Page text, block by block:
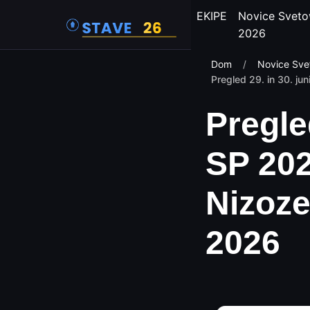
EKIPE
Novice
2026
Dom / Novice
Pregled 29. in 30.
SP
2026